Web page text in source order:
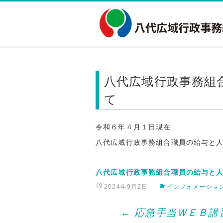
八代広域行政事務
て
令和６年４月１日現在
八代広域行政事務組合職員の給与と
八代広域行政事務組合職員の給与と
2024年9月2日 インフォメーショ
← 応急手当ＷＥＢ